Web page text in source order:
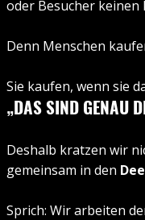
oder Besucher
Denn Menschen
Sie kaufen, wenn sie
„DAS SIND GENAU
Deshalb kratzen wir
gemeinsam in den
Sprich: Wir arbeiten